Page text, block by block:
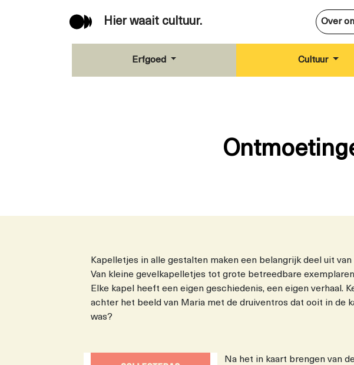
Hier waait cultuur. Over
Erfgoed Cultuur
Kapelletjes in alle gestalten maken een belangrijk deel uit
Van kleine gevelkapelletjes tot grote betreedbare
Elke kapel heeft een eigen geschiedenis, een eigen verhaal.
achter het beeld van Maria met de druiventros dat ooit in de
was?
Na het in kaart brengen van